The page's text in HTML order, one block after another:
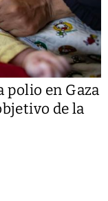
polio en Gaza
de la